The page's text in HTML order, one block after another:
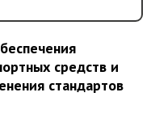
средств и
стандартов